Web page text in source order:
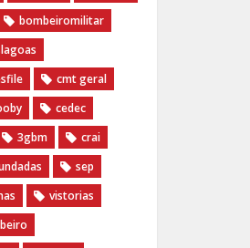
bombeiromilitar
cmt geral
cedec
3gbm
crai
sep
vistorias